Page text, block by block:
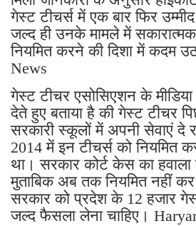
गेस्ट टीचर्स में एक बार फिर
जल्द ही उनके मामले में
नियमित करने की दिशा में कदम
News
गेस्ट टीचर एसोसिएशन के मीडिया
देते हुए बताया है की गेस्ट टीचर
सरकारी स्कूलों में अपनी सेवाएं दे
2014 में इन टीचर्स को नियमित
था। सरकार कोर्ट केस का
मुताबिक अब तक नियमित नहीं
सरकार को प्रदेश के 12 हजार
जल्द फैसला लेना चाहिए।